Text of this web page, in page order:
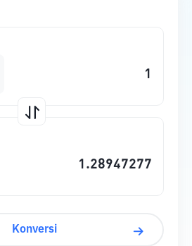
Konversi